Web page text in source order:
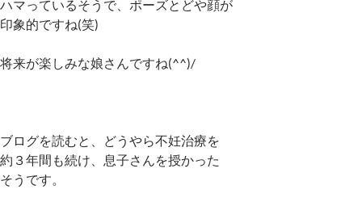
ハマっているそうで、ポーズとどや顔が
印象的ですね(笑)
将来が楽しみな娘さんですね(^^)/
ブログを読むと、どうやら不妊治療を
約３年間も続け、息子さんを授かった
そうです。